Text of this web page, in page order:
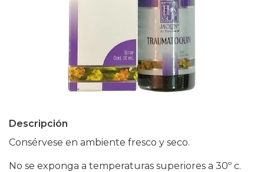
Descripción
Consérvese en ambiente fresco y seco.
No se exponga a temperaturas superiores a 30º c.